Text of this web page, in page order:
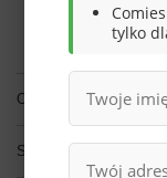
Smile - dostawy ze
Więcej informacji.
OPIS
SZCZEGÓŁOWE DANE
tylko